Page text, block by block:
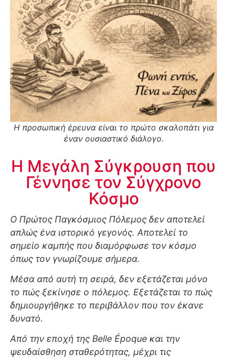
Η προσωπική έρευνα είναι το πρώτο σκαλοπάτι για
έναν ουσιαστικό διάλογο.
Η Μεγάλη Σύγκρουση που
Γέννησε τον Σύγχρονο
Κόσμο
Ο Πρώτος Παγκόσμιος Πόλεμος δεν αποτελεί
απλώς ένα ιστορικό γεγονός. Αποτελεί το
σημείο καμπής που διαμόρφωσε τον κόσμο
όπως τον γνωρίζουμε σήμερα.
Μέσα από αυτή τη σειρά, δεν εξετάζεται μόνο
το πώς ξεκίνησε ο πόλεμος. Εξετάζεται το πώς
δημιουργήθηκε το περιβάλλον που τον έκανε
δυνατό.
Από την εποχή της Belle Époque και την
ψευδαίσθηση σταθερότητας, μέχρι τις